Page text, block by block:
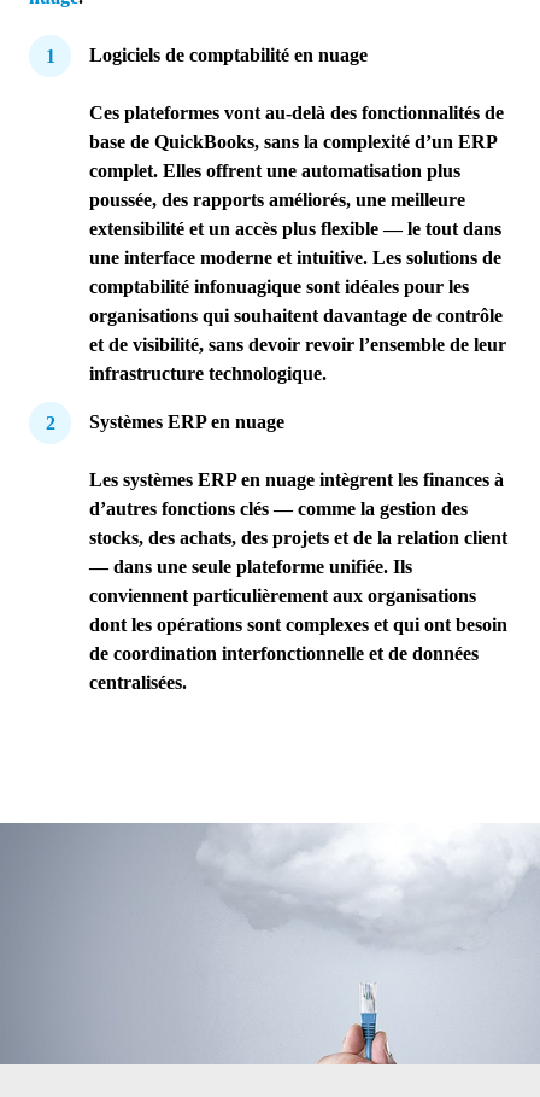
Logiciels de comptabilité en nuage
Ces plateformes vont au-delà des fonctionnalités de
base de QuickBooks, sans la complexité d’un ERP
complet. Elles offrent une automatisation plus
poussée, des rapports améliorés, une meilleure
extensibilité et un accès plus flexible — le tout dans
une interface moderne et intuitive. Les solutions de
comptabilité infonuagique sont idéales pour les
organisations qui souhaitent davantage de contrôle
et de visibilité, sans devoir revoir l’ensemble de leur
infrastructure technologique.
Systèmes ERP en nuage
Les systèmes ERP en nuage intègrent les finances à
d’autres fonctions clés — comme la gestion des
stocks, des achats, des projets et de la relation client
— dans une seule plateforme unifiée. Ils
conviennent particulièrement aux organisations
dont les opérations sont complexes et qui ont besoin
de coordination interfonctionnelle et de données
centralisées.